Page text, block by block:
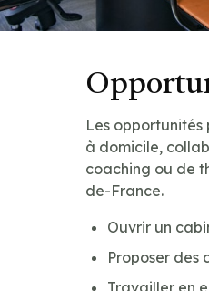
Les opportunités
à domicile,
coaching ou de
de-France.
Ouvrir un
Proposer des